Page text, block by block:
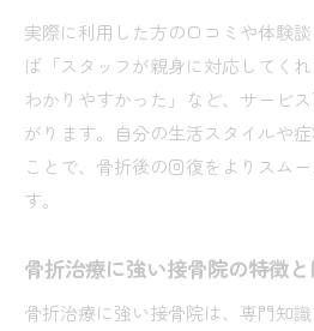
接骨院で骨折リハビリ
整骨院と併用時の保険
窓口負担や保険書類の
交通事故治療で接骨院
骨折リハビリの費用を
保険適用時の接骨院費
実際に利用した方の口コミや体験
ば「スタッフが親身に対応してく
わかりやすかった」など、サービ
がります。自分の生活スタイルや
ことで、骨折後の回復をよりスム
す。
骨折治療に強い接骨院の特徴
骨折治療に強い接骨院は、専門知